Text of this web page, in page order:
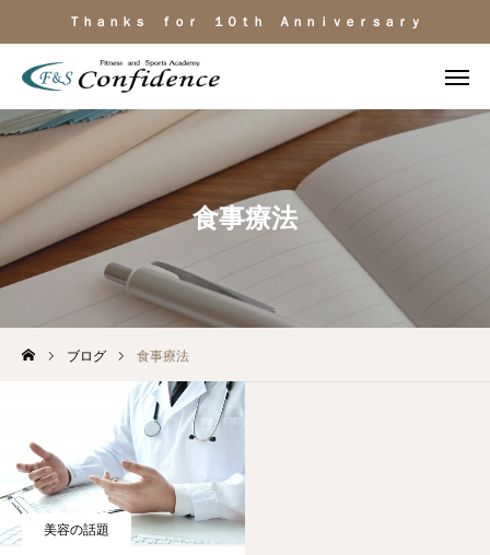
Ｔｈａｎｋｓ ｆｏｒ １０ｔｈ Ａｎｎｉｖｅｒｓａｒｙ
食事療法
ブログ 食事療法
美容の話題
施設見学 ＬＩＮＥ相談
電話
施設のご紹介
運動目的
トレーナー紹介
アクセス
ブログ